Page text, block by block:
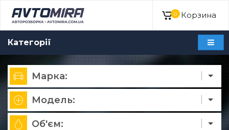
0 Корзина
Категорії
Марка:
Модель:
Об'єм: